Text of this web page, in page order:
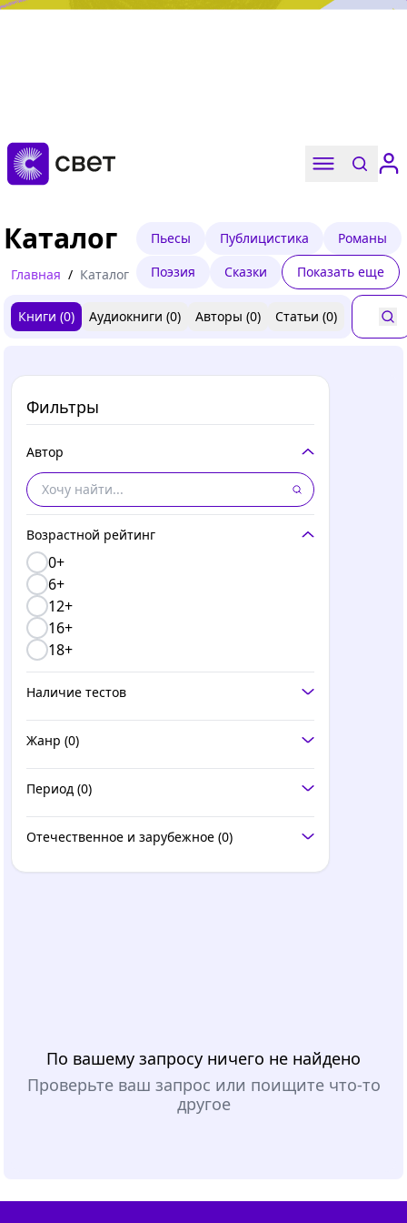
Дружба, любовь, взросление
Читать
Каталог
Главная / Каталог
Пьесы Публицистика
Романы
Поэзия
Сказки Показать еще
Книги (0) Аудиокниги (0) Авторы (0) Статьи (0)
Фильтры
Автор
Возрастной рейтинг
0+
6+
12+
16+
18+
Наличие тестов
Жанр (0)
Период (0)
Отечественное и зарубежное (0)
По вашему запросу ничего не найдено
Проверьте ваш запрос или поищите что-то
другое